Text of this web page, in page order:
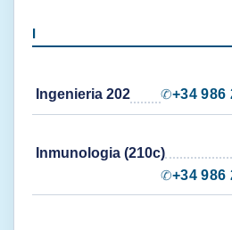
I
Ingenieria 202 ✆+34 986
Inmunologia (210c)
✆+34 986